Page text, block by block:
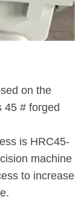
on the
45 # forged
is HRC45-
machine
to increase